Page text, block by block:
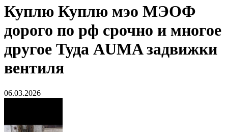
Куплю Куплю мэо МЭОФ
дорого по рф срочно и многое
другое Туда AUMA задвижки
вентиля
06.03.2026